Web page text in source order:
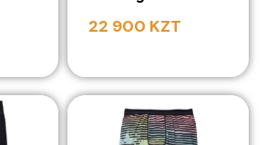
22 900 KZT